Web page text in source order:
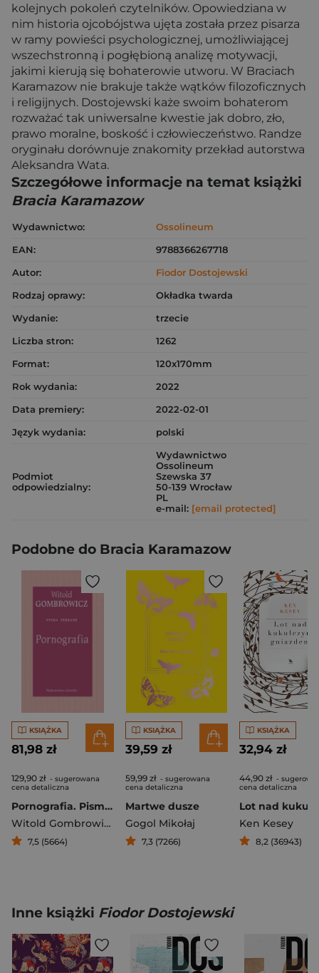
kolejnych pokoleń czytelników. Opowiedziana w
nim historia ojcobójstwa ujęta została przez pisarza
w ramy powieści psychologicznej, umożliwiającej
wszechstronną i pogłębioną analizę motywacji,
jakimi kierują się bohaterowie utworu. W Braciach
Karamazow nie brakuje także wątków filozoficznych
i religijnych. Dostojewski każe swoim bohaterom
rozważać tak uniwersalne kwestie jak dobro, zło,
prawo moralne, boskość i człowieczeństwo. Randze
oryginału dorównuje znakomity przekład autorstwa
Aleksandra Wata.
Szczegółowe informacje na temat książki
Bracia Karamazow
Wydawnictwo:
Ossolineum
EAN:
9788366267718
Autor:
Fiodor Dostojewski
Rodzaj oprawy:
Okładka twarda
Wydanie:
trzecie
Liczba stron:
1262
Format:
120x170mm
Rok wydania:
2022
Data premiery:
2022-02-01
Język wydania:
polski
Podmiot
odpowiedzialny:
Wydawnictwo
Ossolineum
Szewska 37
50-139 Wrocław
PL
e-mail: [email protected]
Podobne do Bracia Karamazow
KSIĄŻKA
81,98 zł
129,90 zł - sugerowana
cena detaliczna
Pornografia. Pisma zebrane
Witold Gombrowicz
7,5 (5664)
KSIĄŻKA
39,59 zł
59,99 zł - sugerowana
cena detaliczna
Martwe dusze
Gogol Mikołaj
7,3 (7266)
KSIĄŻKA
32,94 zł
44,90 zł -
cena detaliczna
Ken Kesey
8,2 (36943)
Inne książki Fiodor Dostojewski